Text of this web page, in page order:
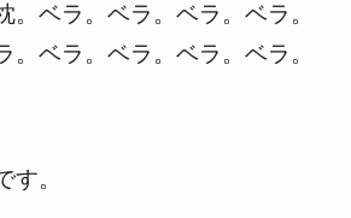
。ベラ。ベラ。ベラ。ベラ。
。ベラ。ベラ。ベラ。ベラ。
す。